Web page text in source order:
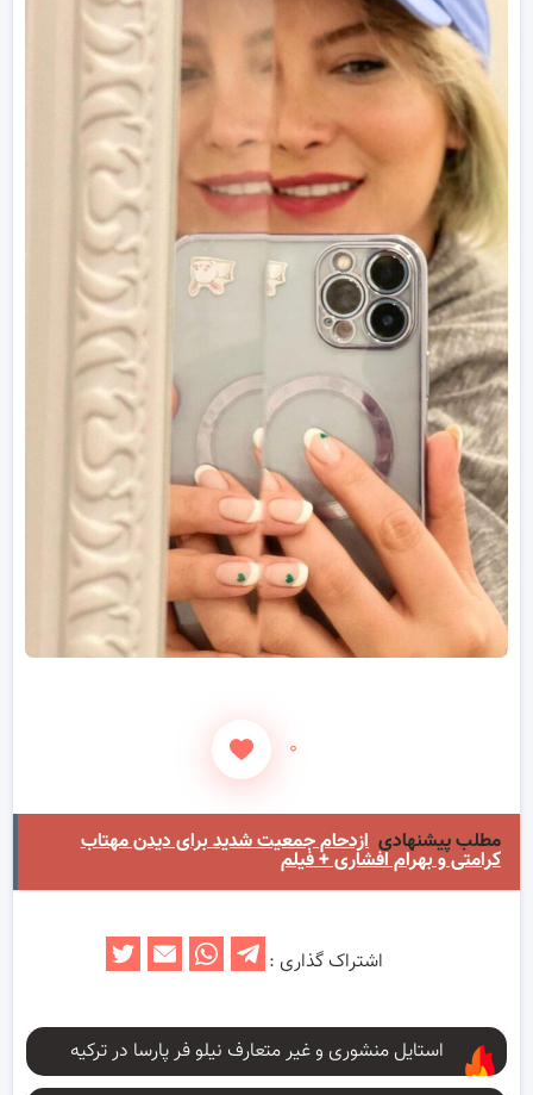
۰
مطلب پیشنهادی ازدحام جمعیت شدید برای دیدن مهتاب
کرامتی و بهرام افشاری + فیلم
اشتراک گذاری :
استایل منشوری و غیر متعارف نیلو فر پارسا در ترکیه